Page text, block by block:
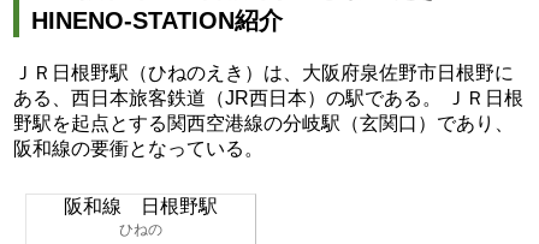
HINENO-STATION紹介
ＪＲ日根野駅（ひねのえき）は、大阪府泉佐野市日根野に
ある、西日本旅客鉄道（JR西日本）の駅である。 ＪＲ日根
野駅を起点とする関西空港線の分岐駅（玄関口）であり、
阪和線の要衝となっている。
阪和線 日根野駅
ひねの